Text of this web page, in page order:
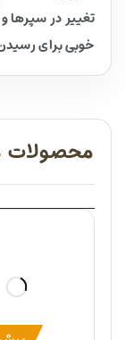
تغییر در سپرها
خوبی برای
محصولات